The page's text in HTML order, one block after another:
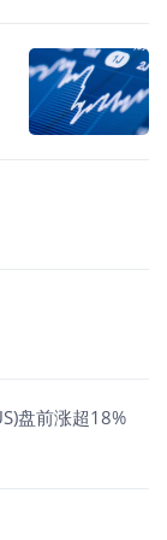
盘前涨超18%